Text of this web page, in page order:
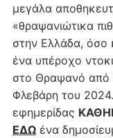
μεγάλα
«θραψανιώτικα
στην Ελλάδα, όσο
ένα υπέροχο
στο Θραψανό από
Φλεβάρη του
εφημερίδας
ΕΔΩένα